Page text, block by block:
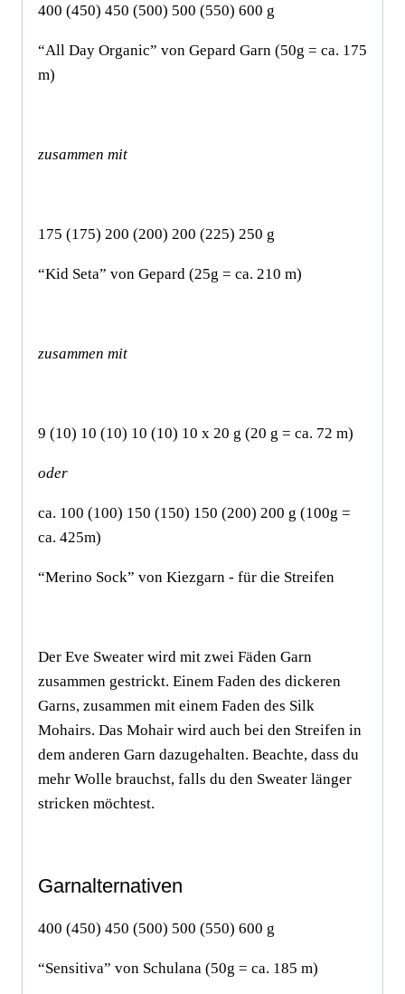
400 (450) 450 (500) 500 (550) 600 g
“All Day Organic” von Gepard Garn (50g = ca. 175
m)
zusammen mit
175 (175) 200 (200) 200 (225) 250 g
“Kid Seta” von Gepard (25g = ca. 210 m)
zusammen mit
9 (10) 10 (10) 10 (10) 10 x 20 g (20 g = ca. 72 m)
oder
ca. 100 (100) 150 (150) 150 (200) 200 g (100g =
ca. 425m)
“Merino Sock” von Kiezgarn - für die Streifen
Der Eve Sweater wird mit zwei Fäden Garn
zusammen gestrickt. Einem Faden des dickeren
Garns, zusammen mit einem Faden des Silk
Mohairs. Das Mohair wird auch bei den Streifen in
dem anderen Garn dazugehalten. Beachte, dass du
mehr Wolle brauchst, falls du den Sweater länger
stricken möchtest.
Garnalternativen
400 (450) 450 (500) 500 (550) 600 g
“Sensitiva” von Schulana (50g = ca. 185 m)